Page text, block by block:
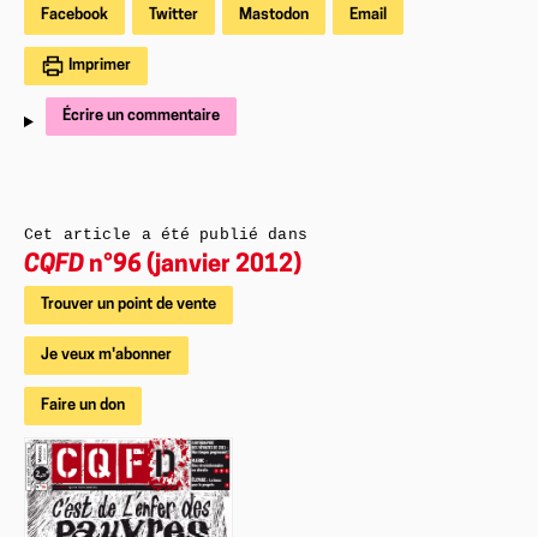
Facebook Twitter Mastodon Email
Imprimer
Écrire un commentaire
Cet article a été publié dans
CQFD n°96 (janvier 2012)
Trouver un point de vente
Je veux m'abonner
Faire un don